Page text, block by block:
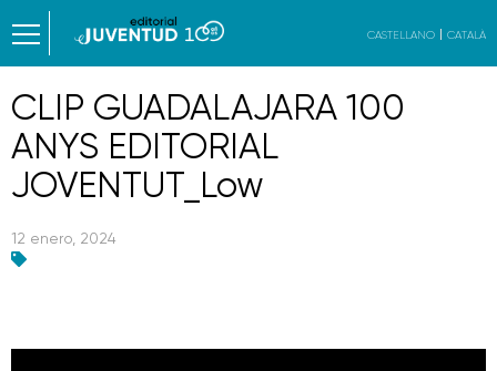
CASTELLANO CATALÀ
CLIP GUADALAJARA 100
ANYS EDITORIAL
JOVENTUT_Low
12 enero, 2024